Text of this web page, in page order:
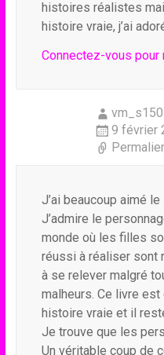
histoires réalistes
histoire vraie, j’ai
Connectez-vous pour
9 février
J’ai beaucoup aimé le
J’admire le
monde où les filles
réussi à réaliser sont
à se relever malgré
malheurs. Ce livre est
histoire vraie et il
Je trouve que les
Un véritable coup de